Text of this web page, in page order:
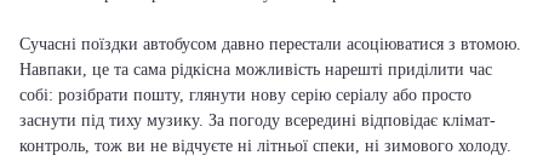
Сучасні поїздки автобусом давно перестали асоціюватися з втомою.
Навпаки, це та сама рідкісна можливість нарешті приділити час
собі: розібрати пошту, глянути нову серію серіалу або просто
заснути під тиху музику. За погоду всередині відповідає клімат-
контроль, тож ви не відчуєте ні літньої спеки, ні зимового холоду.